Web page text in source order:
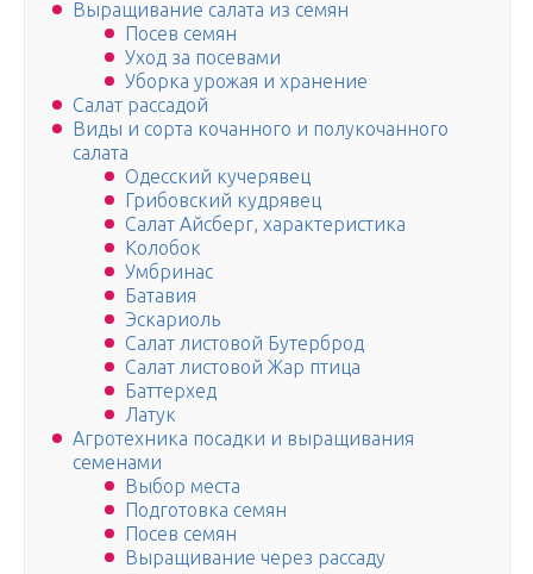
Выращивание салата из семян
Посев семян
Уход за посевами
Уборка урожая и хранение
Салат рассадой
Виды и сорта кочанного и полукочанного
салата
Одесский кучерявец
Грибовский кудрявец
Салат Айсберг, характеристика
Колобок
Умбринас
Батавия
Эскариоль
Салат листовой Бутерброд
Салат листовой Жар птица
Баттерхед
Латук
Агротехника посадки и выращивания
семенами
Выбор места
Подготовка семян
Посев семян
Выращивание через рассаду